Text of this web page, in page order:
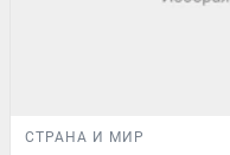
СТРАНА И МИР